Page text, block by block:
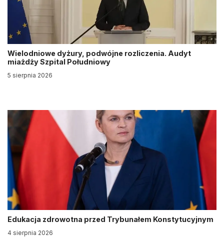
Wielodniowe dyżury, podwójne rozliczenia. Audyt
miażdży Szpital Południowy
5 sierpnia 2026
Edukacja zdrowotna przed Trybunałem Konstytucyjnym
4 sierpnia 2026